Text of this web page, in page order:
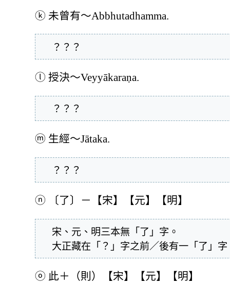
ⓚ 未曾有～Abbhutadhamma.
  ？？？
ⓛ 授決～Veyyākaraṇa.
  ？？？
ⓜ 生經～Jātaka.
  ？？？
ⓝ 〔了〕－【宋】【元】【明】
大正藏在「？」字之前／後有一「了」
ⓞ 此＋（則）【宋】【元】【明】